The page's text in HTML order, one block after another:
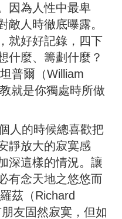
因為人性中最卑
敵人時徹底曝露。
就好好記錄，四下
什麼、籌劃什麼？
普爾（William
就是你獨處時所做
的時候總喜歡把
靜放大的寂寞感
深這樣的情況。讓
有念天地之悠悠而
茲（Richard
友固然寂寞，但如